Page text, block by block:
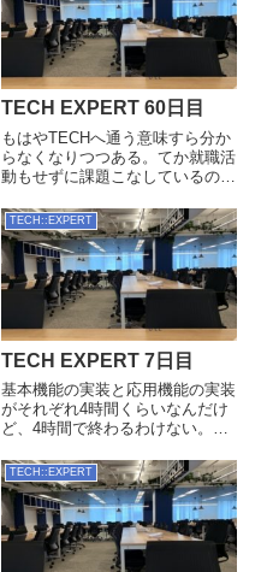
TECH EXPERT 60日目
もはやTECHへ通う意味すら分か
らなくなりつつある。てか就職活
動もせずに課題こなしているのっ
職活動したら隙間期間が1ヶ月程
度は最低でもあくじゃん。転職＞
課題だと思うんだが、その辺りを
TECH EXPERT側もは...
TECH::EXPERT
TECH EXPERT 7日目
基本機能の実装と応用機能の実装
がそれぞれ4時間くらいなんだけ
ど、4時間で終わるわけない。こ
が、もともと知ってた人だ。基本
機能の実装で丸1日かかったよ。
それでも理解には程遠い。進捗の
アドバンテージもなくなった。
（...
TECH::EXPERT